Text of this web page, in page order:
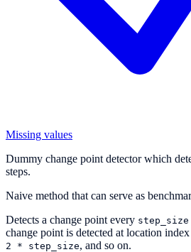
Missing values
Dummy change point detector which
steps.
Naive method that can serve as
Detects a change point every step_size
change point is detected at location index
2 * step_size, and so on.